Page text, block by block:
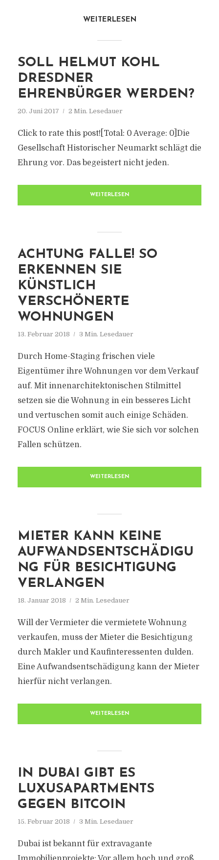
WEITERLESEN
SOLL HELMUT KOHL
DRESDNER
EHRENBÜRGER WERDEN?
20. Juni 2017 2 Min. Lesedauer
Click to rate this post![Total: 0 Average: 0]Die
Gesellschaft Historischer Neumarkt schlägt die
Ehrung vor. Das begeistert nicht jeden.
WEITERLESEN
ACHTUNG FALLE! SO
ERKENNEN SIE
KÜNSTLICH
VERSCHÖNERTE
WOHNUNGEN
13. Februar 2018 3 Min. Lesedauer
Durch Home-Staging frischen viele
Eigentümer ihre Wohnungen vor dem Verkauf
auf. Mit innenarchitektonischen Stilmittel
setzen sie die Wohnung in ein besseres Licht
und vertuschen somit auch einige Schäden.
FOCUS Online erklärt, wie Sie sich vor solchen
Fallen schützen.
WEITERLESEN
MIETER KANN KEINE
AUFWANDSENTSCHÄDIGU
NG FÜR BESICHTIGUNG
VERLANGEN
18. Januar 2018 2 Min. Lesedauer
Will der Vermieter die vermietete Wohnung
verkaufen, muss der Mieter die Besichtigung
durch Makler und Kaufinteressenten dulden.
Eine Aufwandsentschädigung kann der Mieter
hierfür nicht verlangen.
WEITERLESEN
IN DUBAI GIBT ES
LUXUSAPARTMENTS
GEGEN BITCOIN
15. Februar 2018 3 Min. Lesedauer
Dubai ist bekannt für extravagante